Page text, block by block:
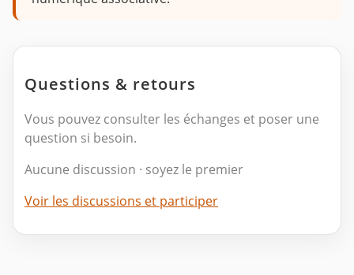
Questions & retours
Vous pouvez consulter les échanges et poser une
question si besoin.
Aucune discussion · soyez le premier
Voir les discussions et participer